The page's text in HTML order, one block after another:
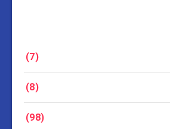
(7)
(8)
(98)